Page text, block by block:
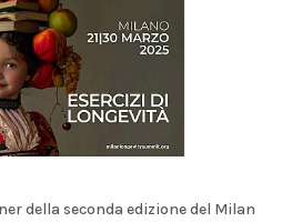
della seconda edizione del Milan